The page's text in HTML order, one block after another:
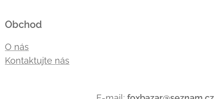
Obchod
O nás
Kontaktujte nás